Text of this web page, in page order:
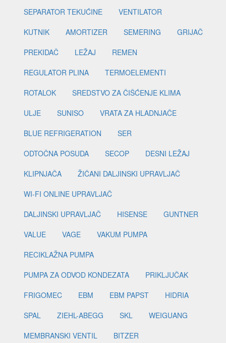
SEPARATOR TEKUĆINE
VENTILATOR
KUTNIK
AMORTIZER SEMERING
GRIJAČ
PREKIDAČ
LEŽAJ
REMEN
REGULATOR PLINA
TERMOELEMENTI
ROTALOK
SREDSTVO ZA ČIŠĆENJE KLIMA
ULJE
SUNISO
VRATA ZA HLADNJAČE
BLUE REFRIGERATION
SER
ODTOČNA POSUDA
SECOP
DESNI LEŽAJ
KLIPNJAČA
ŽIČANI DALJINSKI UPRAVLJAČ
WI-FI ONLINE UPRAVLJAČ
DALJINSKI UPRAVLJAČ
HISENSE
GUNTNER
VALUE
VAGE
VAKUM PUMPA
RECIKLAŽNA PUMPA
PUMPA ZA ODVOD KONDEZATA
PRIKLJUČAK
FRIGOMEC
EBM EBM PAPST
HIDRIA
SPAL
ZIEHL-ABEGG SKL
WEIGUANG
MEMBRANSKI VENTIL
BITZER